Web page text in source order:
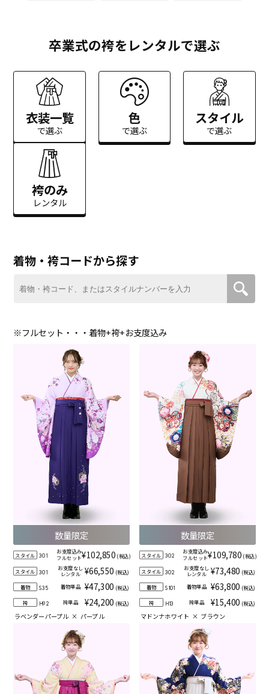
卒業式の袴をレンタルで選ぶ
衣装一覧
で選ぶ
色
で選ぶ
スタイル
で選ぶ
袴のみ
レンタル
着物・袴コードから探す
※フルセット・・・着物+袴+お支度込み
数量限定
スタイル 301
お支度込み
フルセット¥102,850 (税込)
スタイル 301
お支度なし
レンタル
¥66,550 (税込)
着物 S35 着物単品 ¥47,300 (税込)
袴 H92 袴単品 ¥24,200 (税込)
ラベンダーパープル × パープル
数量限定
スタイル 302
お支度込み
フルセット¥109,780 (税込)
スタイル 302
お支度なし
レンタル ¥73,480 (税込)
着物 S101 着物単品 ¥63,800 (税込)
袴 H13 袴単品 ¥15,400 (税込)
マドンナホワイト × ブラウン